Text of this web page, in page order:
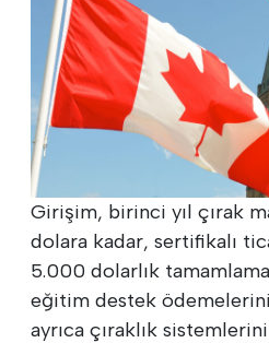
Girişim, birinci yıl çırak
dolara kadar, sertifikalı
5.000 dolarlık
eğitim destek
ayrıca çıraklık